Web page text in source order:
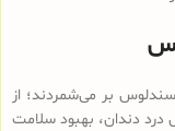
بر می‌شمردند؛ از
دندان، بهبود سلامت